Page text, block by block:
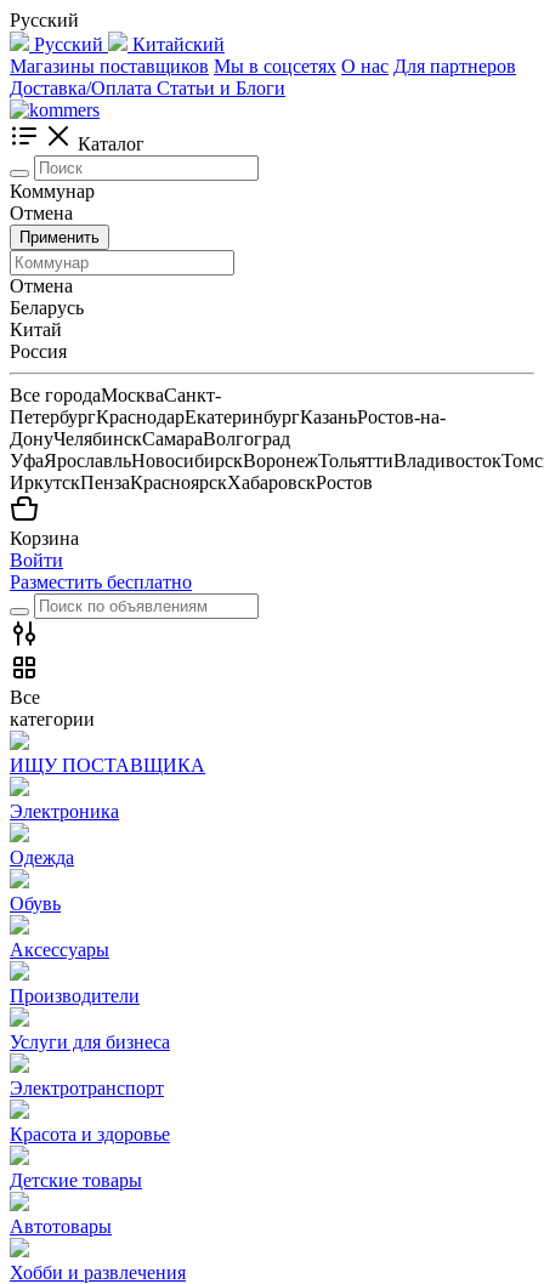
Русский
Русский
Китайский
Магазины поставщиков Мы в соцсетях О нас Для партнеров
Доставка/Оплата Статьи и Блоги
Каталог
Коммунар
Отмена
Применить
Отмена
Беларусь
Китай
Россия
Все городаМоскваСанкт-
ПетербургКраснодарЕкатеринбургКазаньРостов-на-
ДонуЧелябинскСамараВолгоград
УфаЯрославльНовосибирскВоронежТольяттиВладивосток
ИркутскПензаКрасноярскХабаровскРостов
Корзина
Войти
Разместить бесплатно
Все
категории
ИЩУ ПОСТАВЩИКА
Электроника
Одежда
Обувь
Аксессуары
Производители
Услуги для бизнеса
Электротранспорт
Красота и здоровье
Детские товары
Автотовары
Хобби и развлечения